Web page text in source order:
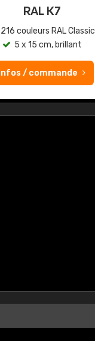
RAL K7
216 couleurs RAL Classic
5 x 15 cm, brillant
Infos / commande